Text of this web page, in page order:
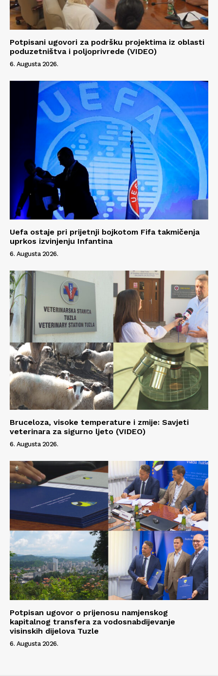
Info
O nama
Kontakt
Impressum
Potpisani ugovori za podršku projektima iz oblasti
poduzetništva i poljoprivrede (VIDEO)
6. Augusta 2026.
Uefa ostaje pri prijetnji bojkotom Fifa takmičenja
uprkos izvinjenju Infantina
6. Augusta 2026.
Bruceloza, visoke temperature i zmije: Savjeti
veterinara za sigurno ljeto (VIDEO)
6. Augusta 2026.
Potpisan ugovor o prijenosu namjenskog
kapitalnog transfera za vodosnabdijevanje
visinskih dijelova Tuzle
6. Augusta 2026.